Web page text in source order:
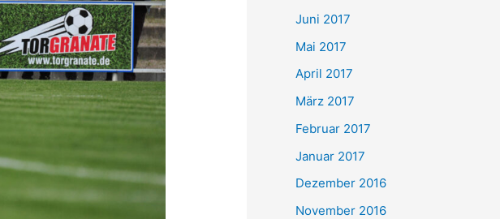
Juni 2017
Mai 2017
April 2017
März 2017
Februar 2017
Januar 2017
Dezember 2016
November 2016